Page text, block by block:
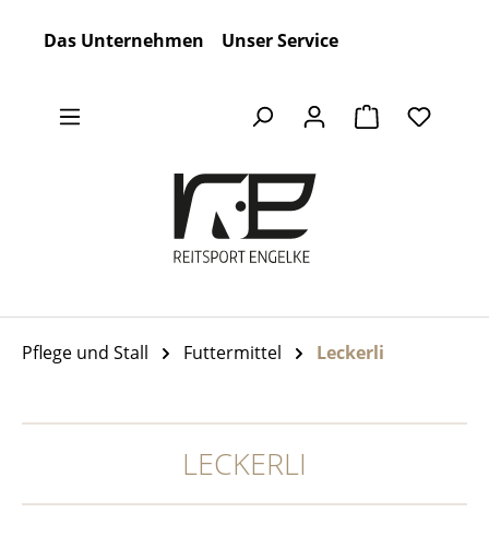
Das Unternehmen Unser Service
Warenkorb
Pflege und Stall Futtermittel Leckerli
LECKERLI